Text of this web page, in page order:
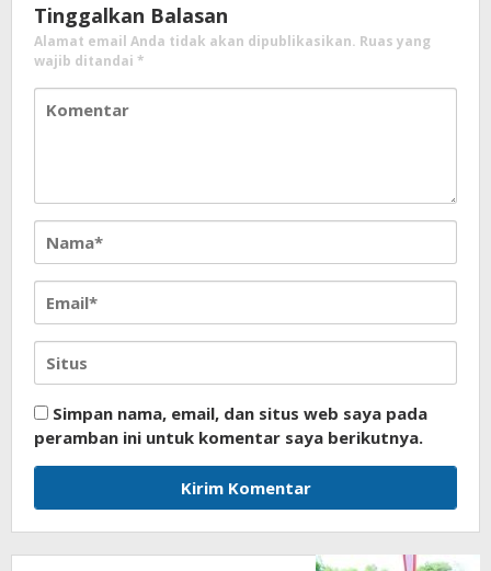
Tinggalkan Balasan
Alamat email Anda tidak akan dipublikasikan. Ruas yang
wajib ditandai *
Simpan nama, email, dan situs web saya pada
peramban ini untuk komentar saya berikutnya.